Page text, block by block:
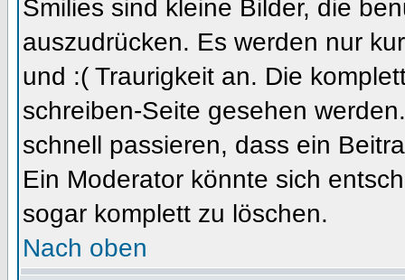
Smilies sind kleine Bilder, die
auszudrücken. Es werden nur
und :( Traurigkeit an. Die
schreiben-Seite gesehen
schnell passieren, dass ein
Ein Moderator könnte sich
sogar komplett zu löschen.
Nach oben